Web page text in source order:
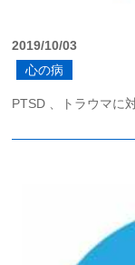
2019/10/03
心の病
PTSD 、トラウマに